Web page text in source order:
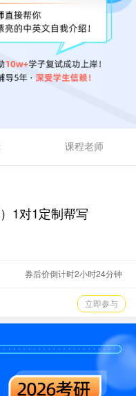
课程老师
1对1定制帮写
券后价倒计时2小时24分钟
立即参与